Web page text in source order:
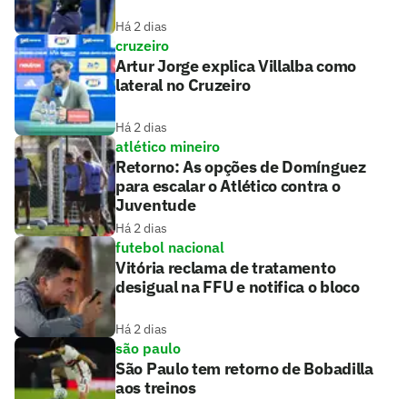
Há 2 dias
cruzeiro
Artur Jorge explica Villalba como
lateral no Cruzeiro
Há 2 dias
atlético mineiro
Retorno: As opções de Domínguez
para escalar o Atlético contra o
Juventude
Há 2 dias
futebol nacional
Vitória reclama de tratamento
desigual na FFU e notifica o bloco
Há 2 dias
são paulo
São Paulo tem retorno de Bobadilla
aos treinos